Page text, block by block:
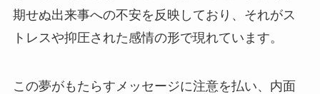
期せぬ出来事への不安を反映しており、それがス
トレスや抑圧された感情の形で現れています。
この夢がもたらすメッセージに注意を払い、内面